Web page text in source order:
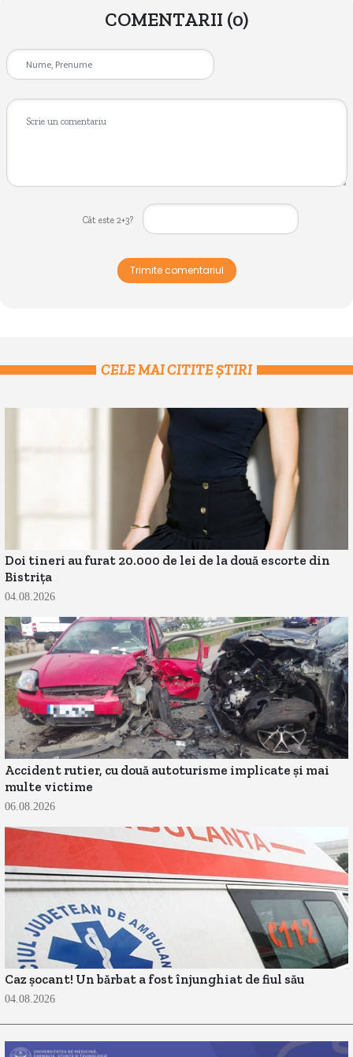
COMENTARII (0)
Cât este 2+3?
Trimite comentariul
CELE MAI CITITE ȘTIRI
Doi tineri au furat 20.000 de lei de la două escorte din
Bistrița
04.08.2026
Accident rutier, cu două autoturisme implicate și mai
multe victime
06.08.2026
Caz șocant! Un bărbat a fost înjunghiat de fiul său
04.08.2026